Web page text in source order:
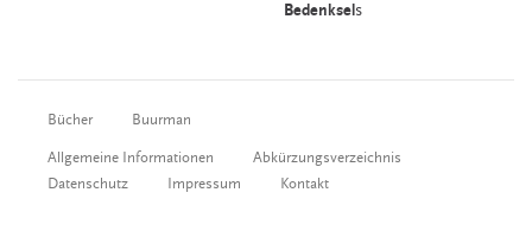
Bedenksel s
Bücher Buurman
Allgemeine Informationen
Abkürzungsverzeichnis
Datenschutz
Impressum Kontakt